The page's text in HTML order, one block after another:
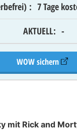
: 7 Tage
AKTUELL: -
WOW sichern
mit Rick and